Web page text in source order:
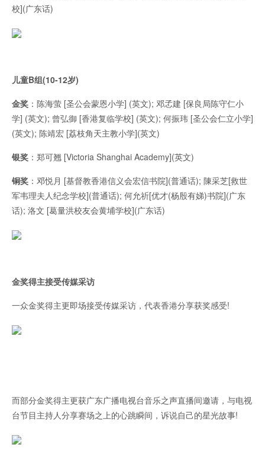
校](广东话)
儿童B组(10-12岁)
金奖 ：陈海萤 [圣公会蒙恩小学] (英文); 邓孞建 [保良局陈守仁小
学] (英文); 曾弘御 [香港复临学校] (英文); 何振玮 [圣公会仁立小学]
(英文); 陈靖宏 [荔枝角天主教小学](英文)
银奖 ：郑可翘 [Victoria Shanghai Academy](英文)
铜奖 ：邓悦月 [基督教香港信义会宏信书院](普通话); 陳采芝[救世
军韦理夫人纪念学校](普通话); 何允祈[优才(杨殷有娣)书院](广东
话); 洛文 [葛量洪校友会黄埔学校](广东话)
金奖得主接受传媒采访
一众金奖得主更即场接受传媒采访，代表香港分享获奖感受!
而部分金奖得主更获广东广播电视台音乐之声直播间邀请，与电视
台节目主持人分享赛场之上的心跳瞬间，诉说自己的星光故事!